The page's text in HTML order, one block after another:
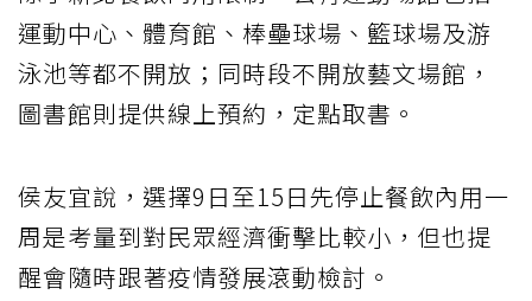
運動中心、體育館、棒壘球場、籃球場及游
泳池等都不開放；同時段不開放藝文場館，
圖書館則提供線上預約，定點取書。
侯友宜說，選擇9日至15日先停止餐飲內用一
周是考量到對民眾經濟衝擊比較小，但也提
醒會隨時跟著疫情發展滾動檢討。